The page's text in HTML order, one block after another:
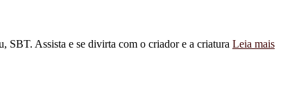
SBT. Assista e se divirta com o criador e a criatura Leia mais